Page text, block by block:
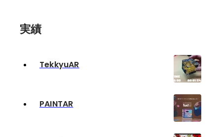
実績
TekkyuAR
PAINTAR